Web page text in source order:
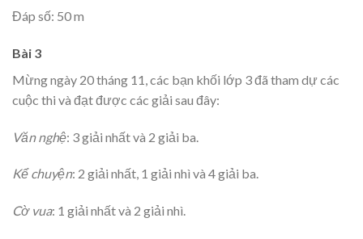
Đáp số: 50 m
Bài 3
Mừng ngày 20 tháng 11, các bạn khối lớp 3 đã tham dự các
cuộc thi và đạt được các giải sau đây:
Văn nghệ: 3 giải nhất và 2 giải ba.
Kể chuyện: 2 giải nhất, 1 giải nhì và 4 giải ba.
Cờ vua: 1 giải nhất và 2 giải nhì.